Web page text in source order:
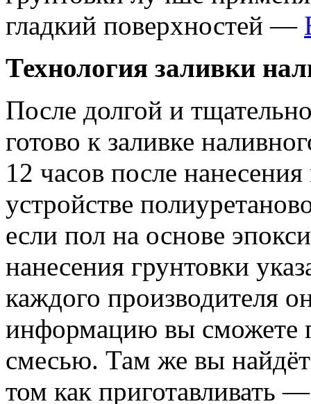
гладкий поверхностей —
Технология заливки
После долгой и
готово к заливке
12 часов после
устройстве
если пол на основе
нанесения грунтовки
каждого производителя
информацию вы сможете
смесью. Там же вы
том как приготавливать